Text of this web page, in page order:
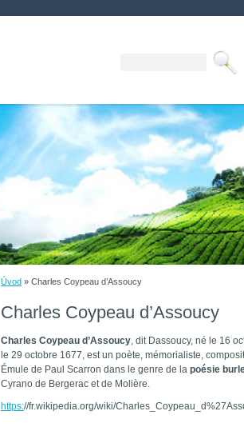
Úvod » Charles Coypeau d’Assoucy
Charles Coypeau d’Assoucy
Charles Coypeau d’Assoucy, dit Dassoucy, né le 16
le 29 octobre 1677, est un poète, mémorialiste,
Émule de Paul Scarron dans le genre de la poésie
Cyrano de Bergerac et de Molière.
https://fr.wikipedia.org/wiki/